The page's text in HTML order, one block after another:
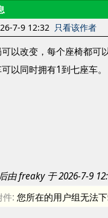
7-9 12:32 只看该作者
以改变，每个座椅都可
以同时拥有1到七座车。
由 freaky 于 2026-7-9
件:您所在的用户组无法